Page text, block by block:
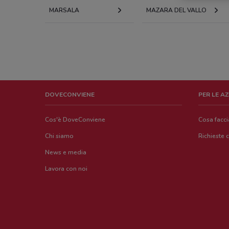
MARSALA MAZARA DEL VALLO
DOVECONVIENE
Cos'è DoveConviene
Chi siamo
News e media
Lavora con noi
PER LE
Cosa
Richieste